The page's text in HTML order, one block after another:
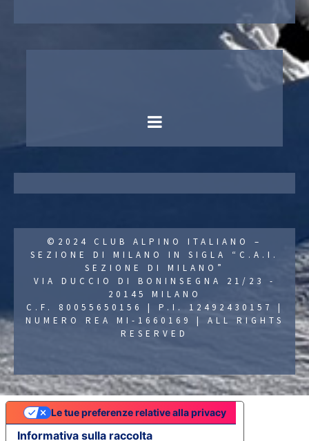
©2024 CLUB ALPINO ITALIANO –
SEZIONE DI MILANO IN SIGLA “C.A.I.
SEZIONE DI MILANO”
VIA DUCCIO DI BONINSEGNA 21/23 -
20145 MILANO
C.F. 80055650156 | P.I. 12492430157 |
NUMERO REA MI-1660169 | ALL RIGHTS
RESERVED
Informativa sulla raccolta
Le tue preferenze relative alla privacy